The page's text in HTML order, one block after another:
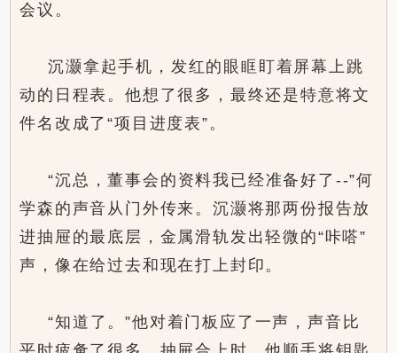
会议。
沉灏拿起手机，发红的眼眶盯着屏幕上跳
动的日程表。他想了很多，最终还是特意将文
件名改成了“项目进度表”。
“沉总，董事会的资料我已经准备好了--”何
学森的声音从门外传来。沉灏将那两份报告放
进抽屉的最底层，金属滑轨发出轻微的“咔嗒”
声，像在给过去和现在打上封印。
“知道了。”他对着门板应了一声，声音比